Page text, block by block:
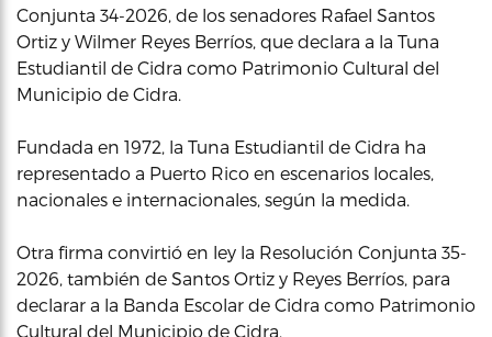
Conjunta 34-2026, de los senadores Rafael Santos
Ortiz y Wilmer Reyes Berríos, que declara a la Tuna
Estudiantil de Cidra como Patrimonio Cultural del
Municipio de Cidra.
Fundada en 1972, la Tuna Estudiantil de Cidra ha
representado a Puerto Rico en escenarios locales,
nacionales e internacionales, según la medida.
Otra firma convirtió en ley la Resolución Conjunta 35-
2026, también de Santos Ortiz y Reyes Berríos, para
declarar a la Banda Escolar de Cidra como Patrimonio
Cultural del Municipio de Cidra.